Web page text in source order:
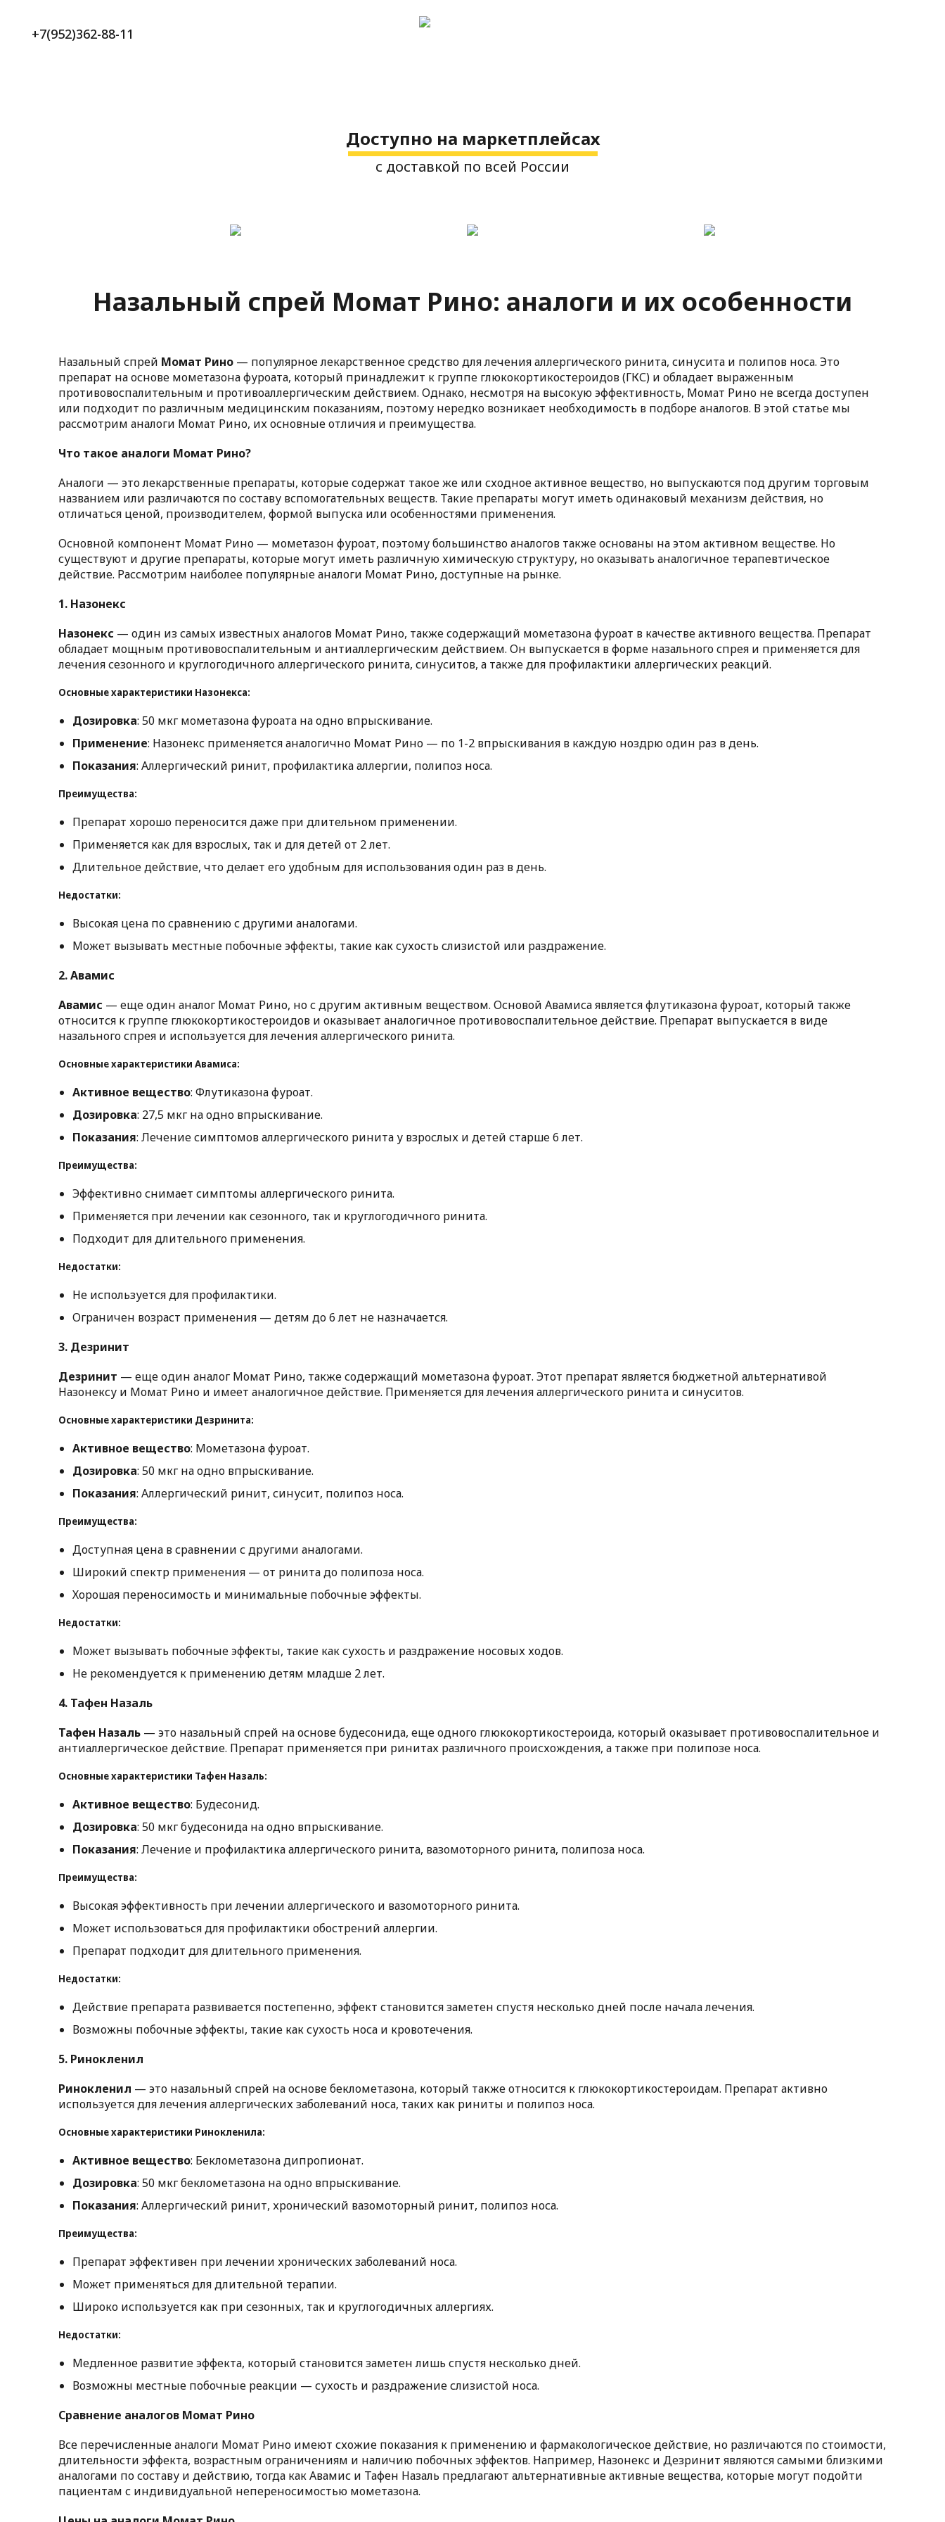
+7(952)362-88-11
Доступно на маркетплейсах
с доставкой по всей России
Назальный спрей Момат Рино: аналоги и их особенности
Назальный спрей Момат Рино — популярное лекарственное средство для лечения аллергического ринита, синусита и полипов носа. Это
препарат на основе мометазона фуроата, который принадлежит к группе глюкокортикостероидов (ГКС) и обладает выраженным
противовоспалительным и противоаллергическим действием. Однако, несмотря на высокую эффективность, Момат Рино не всегда доступен
или подходит по различным медицинским показаниям, поэтому нередко возникает необходимость в подборе аналогов. В этой статье мы
рассмотрим аналоги Момат Рино, их основные отличия и преимущества.
Что такое аналоги Момат Рино?
Аналоги — это лекарственные препараты, которые содержат такое же или сходное активное вещество, но выпускаются под другим торговым
названием или различаются по составу вспомогательных веществ. Такие препараты могут иметь одинаковый механизм действия, но
отличаться ценой, производителем, формой выпуска или особенностями применения.
Основной компонент Момат Рино — мометазон фуроат, поэтому большинство аналогов также основаны на этом активном веществе. Но
существуют и другие препараты, которые могут иметь различную химическую структуру, но оказывать аналогичное терапевтическое
действие. Рассмотрим наиболее популярные аналоги Момат Рино, доступные на рынке.
1. Назонекс
Назонекс — один из самых известных аналогов Момат Рино, также содержащий мометазона фуроат в качестве активного вещества. Препарат
обладает мощным противовоспалительным и антиаллергическим действием. Он выпускается в форме назального спрея и применяется для
лечения сезонного и круглогодичного аллергического ринита, синуситов, а также для профилактики аллергических реакций.
Основные характеристики Назонекса:
Дозировка: 50 мкг мометазона фуроата на одно впрыскивание.
Применение: Назонекс применяется аналогично Момат Рино — по 1-2 впрыскивания в каждую ноздрю один раз в день.
Показания: Аллергический ринит, профилактика аллергии, полипоз носа.
Преимущества:
Препарат хорошо переносится даже при длительном применении.
Применяется как для взрослых, так и для детей от 2 лет.
Длительное действие, что делает его удобным для использования один раз в день.
Недостатки:
Высокая цена по сравнению с другими аналогами.
Может вызывать местные побочные эффекты, такие как сухость слизистой или раздражение.
2.Авамис
Авамис — еще один аналог Момат Рино, но с другим активным веществом. Основой Авамиса является флутиказона фуроат, который также
относится к группе глюкокортикостероидов и оказывает аналогичное противовоспалительное действие. Препарат выпускается в виде
назального спрея и используется для лечения аллергического ринита.
Основные характеристики Авамиса:
Активное вещество: Флутиказона фуроат.
Дозировка: 27,5 мкг на одно впрыскивание.
Показания: Лечение симптомов аллергического ринита у взрослых и детей старше 6 лет.
Преимущества:
Эффективно снимает симптомы аллергического ринита.
Применяется при лечении как сезонного, так и круглогодичного ринита.
Подходит для длительного применения.
Недостатки:
Не используется для профилактики.
Ограничен возраст применения — детям до 6 лет не назначается.
3. Дезринит
Дезринит — еще один аналог Момат Рино, также содержащий мометазона фуроат. Этот препарат является бюджетной альтернативой
Назонексу и Момат Рино и имеет аналогичное действие. Применяется для лечения аллергического ринита и синуситов.
Основные характеристики Дезринита:
Активное вещество: Мометазона фуроат.
Дозировка: 50 мкг на одно впрыскивание.
Показания: Аллергический ринит, синусит, полипоз носа.
Преимущества:
Доступная цена в сравнении с другими аналогами.
Широкий спектр применения — от ринита до полипоза носа.
Хорошая переносимость и минимальные побочные эффекты.
Недостатки:
Может вызывать побочные эффекты, такие как сухость и раздражение носовых ходов.
Не рекомендуется к применению детям младше 2 лет.
4. Тафен Назаль
Тафен Назаль — это назальный спрей на основе будесонида, еще одного глюкокортикостероида, который оказывает противовоспалительное и
антиаллергическое действие. Препарат применяется при ринитах различного происхождения, а также при полипозе носа.
Основные характеристики Тафен Назаль:
Активное вещество: Будесонид.
Дозировка: 50 мкг будесонида на одно впрыскивание.
Показания: Лечение и профилактика аллергического ринита, вазомоторного ринита, полипоза носа.
Преимущества:
Высокая эффективность при лечении аллергического и вазомоторного ринита.
Может использоваться для профилактики обострений аллергии.
Препарат подходит для длительного применения.
Недостатки:
Действие препарата развивается постепенно, эффект становится заметен спустя несколько дней после начала лечения.
Возможны побочные эффекты, такие как сухость носа и кровотечения.
5. Ринокленил
Ринокленил — это назальный спрей на основе беклометазона, который также относится к глюкокортикостероидам. Препарат активно
используется для лечения аллергических заболеваний носа, таких как риниты и полипоз носа.
Основные характеристики Ринокленила:
Активное вещество: Беклометазона дипропионат.
Дозировка: 50 мкг беклометазона на одно впрыскивание.
Показания: Аллергический ринит, хронический вазомоторный ринит, полипоз носа.
Преимущества:
Препарат эффективен при лечении хронических заболеваний носа.
Может применяться для длительной терапии.
Широко используется как при сезонных, так и круглогодичных аллергиях.
Недостатки:
Медленное развитие эффекта, который становится заметен лишь спустя несколько дней.
Возможны местные побочные реакции — сухость и раздражение слизистой носа.
Сравнение аналогов Момат Рино
Все перечисленные аналоги Момат Рино имеют схожие показания к применению и фармакологическое действие, но различаются по стоимости,
длительности эффекта, возрастным ограничениям и наличию побочных эффектов. Например, Назонекс и Дезринит являются самыми близкими
аналогами по составу и действию, тогда как Авамис и Тафен Назаль предлагают альтернативные активные вещества, которые могут подойти
пациентам с индивидуальной непереносимостью мометазона.